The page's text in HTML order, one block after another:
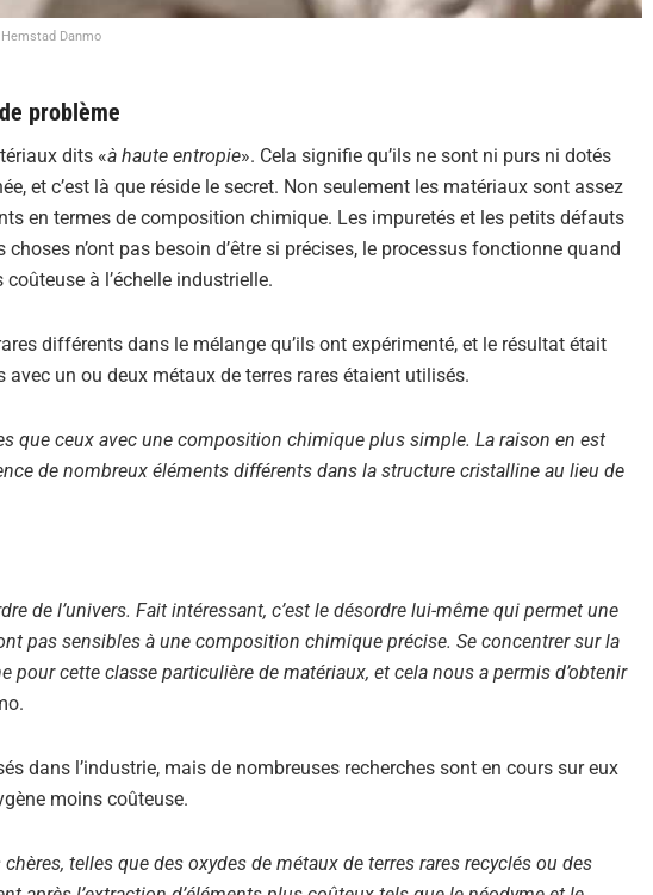
Danmo
problème
dits «à haute entropie». Cela signifie qu’ils ne sont ni purs ni dotés
et c’est là que réside le secret. Non seulement les matériaux sont assez
en termes de composition chimique. Les impuretés et les petits défauts
n’ont pas besoin d’être si précises, le processus fonctionne quand
à l’échelle industrielle.
différents dans le mélange qu’ils ont expérimenté, et le résultat était
un ou deux métaux de terres rares étaient utilisés.
que ceux avec une composition chimique plus simple. La raison en est
de nombreux éléments différents dans la structure cristalline au lieu de
de l’univers. Fait intéressant, c’est le désordre lui-même qui permet une
pas sensibles à une composition chimique précise. Se concentrer sur la
cette classe particulière de matériaux, et cela nous a permis d’obtenir
dans l’industrie, mais de nombreuses recherches sont en cours sur eux
moins coûteuse.
telles que des oxydes de métaux de terres rares recyclés ou des